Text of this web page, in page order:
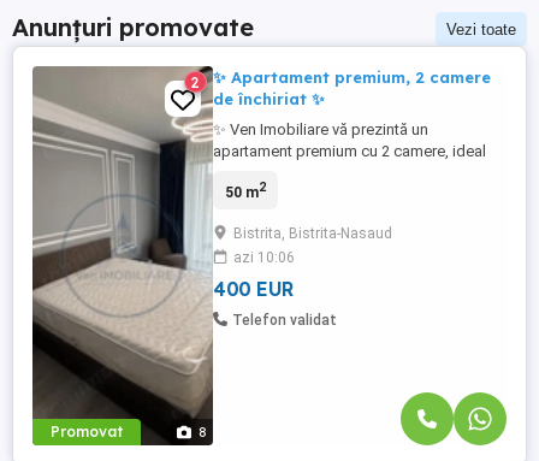
Anunțuri promovate Vezi toate
Promovat 8
2
✨ Apartament premium, 2 camere
de închiriat ✨
✨ Ven Imobiliare vă prezintă un
apartament premium cu 2 camere, ideal
confortabil, situat în complexul exclusivist
cu bucătărie open space ️ Dormitor
elegant și primitor Etaj 3 din 7 Loc de
parcare inclus Finisaje premium ⚙️ ...
50 m2
Bistrita, Bistrita-Nasaud
azi 10:06
400 EUR
Telefon validat